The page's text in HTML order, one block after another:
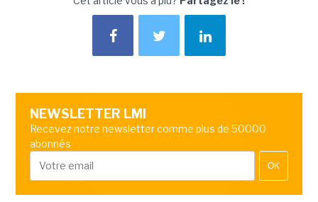
NEWSLETTER LMI
Recevez notre newsletter comme plus de 50000
abonnés
OK